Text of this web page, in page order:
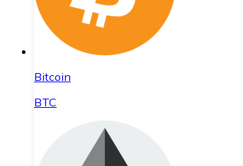
Bitcoin
BTC